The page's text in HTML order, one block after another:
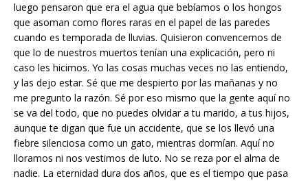
luego pensaron que era el agua que bebíamos o los hongos
que asoman como flores raras en el papel de las paredes
cuando es temporada de lluvias. Quisieron convencernos de
que lo de nuestros muertos tenían una explicación, pero ni
caso les hicimos. Yo las cosas muchas veces no las entiendo,
y las dejo estar. Sé que me despierto por las mañanas y no
me pregunto la razón. Sé por eso mismo que la gente aquí no
se va del todo, que no puedes olvidar a tu marido, a tus hijos,
aunque te digan que fue un accidente, que se los llevó una
fiebre silenciosa como un gato, mientras dormían. Aquí no
lloramos ni nos vestimos de luto. No se reza por el alma de
nadie. La eternidad dura dos años, que es el tiempo que pasa